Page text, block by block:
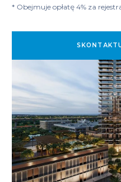
* Obejmuje opłatę 4% za